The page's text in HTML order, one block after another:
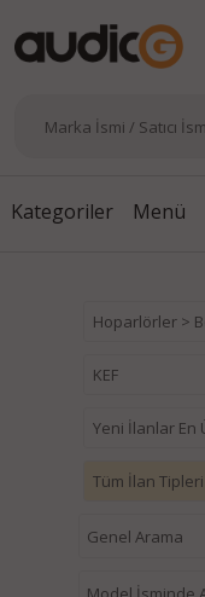
Kategoriler Menü